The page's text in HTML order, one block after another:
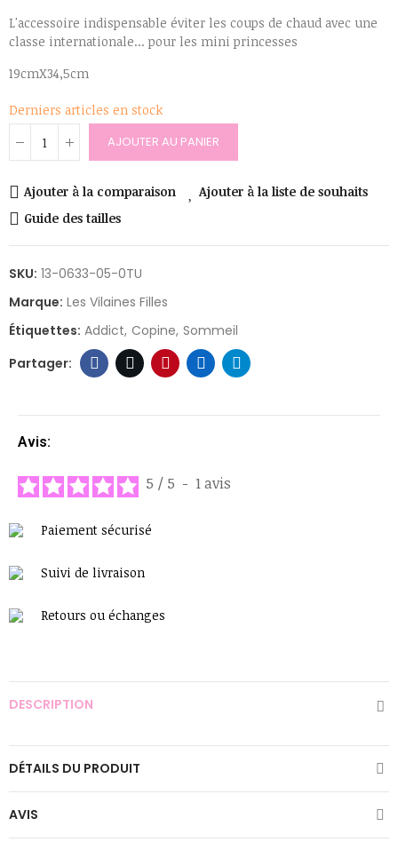
L'accessoire indispensable éviter les coups de chaud avec une
classe internationale... pour les mini princesses
19cmX34,5cm
Derniers articles en stock
AJOUTER AU PANIER
Ajouter à la comparaison
Ajouter à la liste de souhaits
Guide des tailles
SKU: 13-0633-05-0TU
Marque: Les Vilaines Filles
Étiquettes: Addict Copine Sommeil
Avis:
5 / 5 - 1avis
Paiement sécurisé
Suivi de livraison
Retours ou échanges
DESCRIPTION
DÉTAILS DU PRODUIT
AVIS